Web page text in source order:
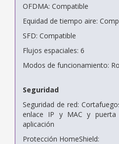
OFDMA: Compatible
Equidad de tiempo aire:
SFD: Compatible
Flujos espaciales: 6
Modos de funcionamiento:
Seguridad
Seguridad de red:
enlace IP y MAC y
aplicación
Protección HomeShield: